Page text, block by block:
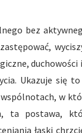
bez
Ukazuje się
w
ta postawa,
łaski